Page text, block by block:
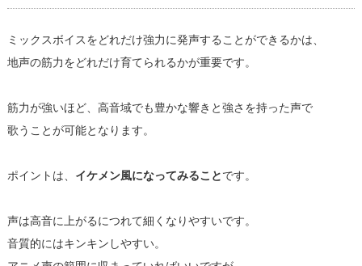
ミックスボイスをどれだけ強力に発声することができるかは、
地声の筋力をどれだけ育てられるかが重要です。
筋力が強いほど、高音域でも豊かな響きと強さを持った声で
歌うことが可能となります。
ポイントは、 イケメン風になってみることです。
声は高音に上がるにつれて細くなりやすいです。
音質的にはキンキンしやすい。